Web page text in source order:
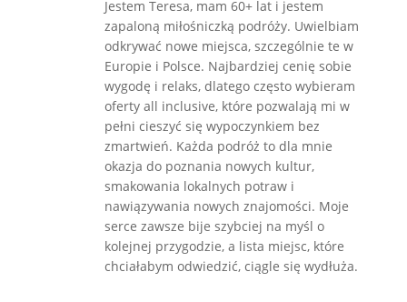
Jestem Teresa, mam 60+ lat i jestem
zapaloną miłośniczką podróży. Uwielbiam
odkrywać nowe miejsca, szczególnie te w
Europie i Polsce. Najbardziej cenię sobie
wygodę i relaks, dlatego często wybieram
oferty all inclusive, które pozwalają mi w
pełni cieszyć się wypoczynkiem bez
zmartwień. Każda podróż to dla mnie
okazja do poznania nowych kultur,
smakowania lokalnych potraw i
nawiązywania nowych znajomości. Moje
serce zawsze bije szybciej na myśl o
kolejnej przygodzie, a lista miejsc, które
chciałabym odwiedzić, ciągle się wydłuża.